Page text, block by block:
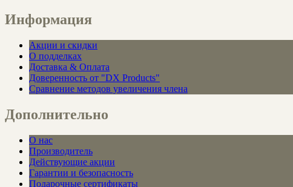
Информация
Акции и скидки
О подделках
Доставка & Оплата
Доверенность от "DX Products"
Сравнение методов увеличения члена
Дополнительно
О нас
Производитель
Действующие акции
Гарантии и безопасность
Подарочные сертификаты